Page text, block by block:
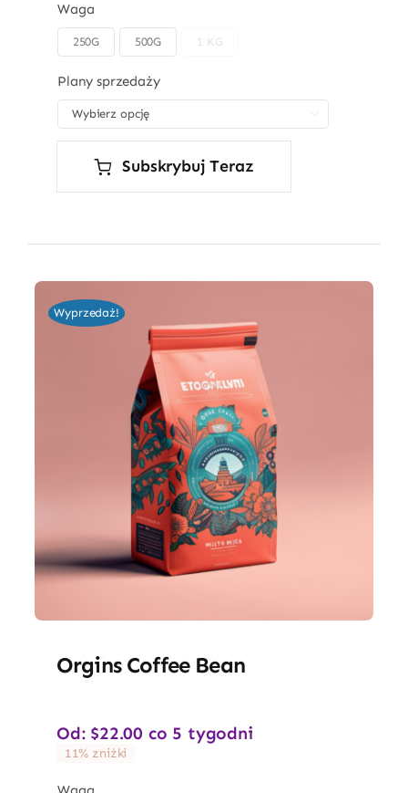
Waga
250G 500G 1 KG
Plany sprzedaży
Subskrybuj Teraz
Wyprzedaż!
Orgins Coffee Bean
Od: $22.00 co 5 tygodni
11% zniżki